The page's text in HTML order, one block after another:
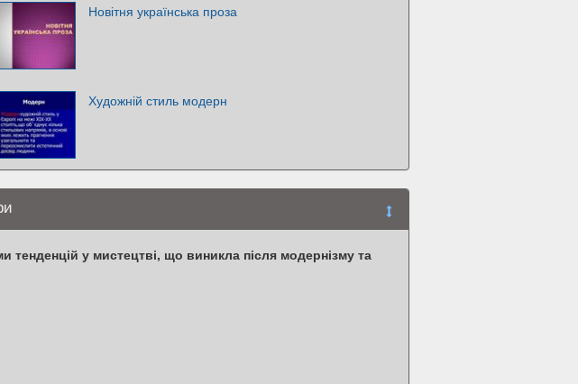
Новітня українська проза
Художній стиль модерн
тенденцій у мистецтві, що виникла після модернізму та